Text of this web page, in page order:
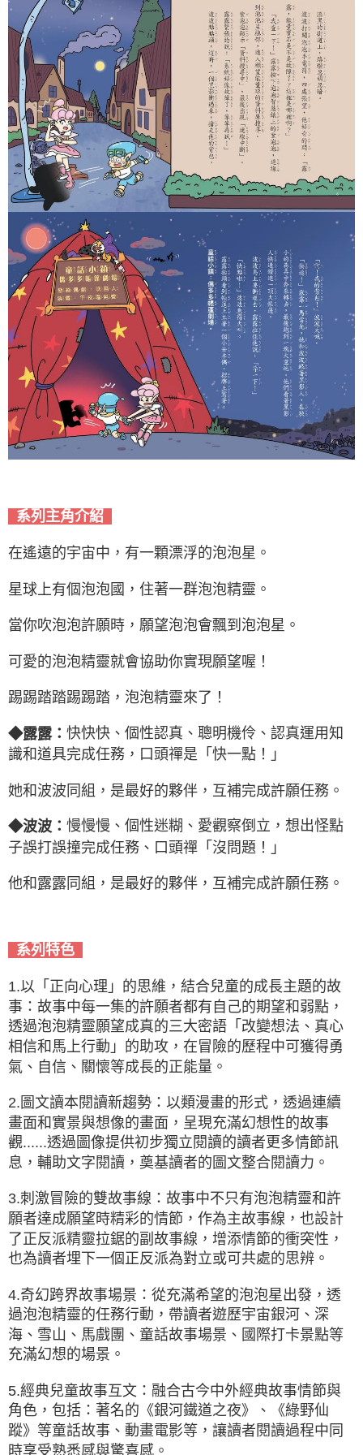
系列主角介紹
在遙遠的宇宙中，有一顆漂浮的泡泡星。
星球上有個泡泡國，住著一群泡泡精靈。
當你吹泡泡許願時，願望泡泡會飄到泡泡星。
可愛的泡泡精靈就會協助你實現願望喔！
踢踢踏踏踢踢踏，泡泡精靈來了！
◆露露： 快快快、個性認真、聰明機伶、認真運用知
識和道具完成任務，口頭禪是「快一點！」
她和波波同組，是最好的夥伴，互補完成許願任務。
◆波波： 慢慢慢、個性迷糊、愛觀察倒立，想出怪點
子誤打誤撞完成任務、口頭禪「沒問題！」
他和露露同組，是最好的夥伴，互補完成許願任務。
系列特色
1.以「正向心理」的思維，結合兒童的成長主題的故
事：故事中每一集的許願者都有自己的期望和弱點，
透過泡泡精靈願望成真的三大密語「改變想法、真心
相信和馬上行動」的助攻，在冒險的歷程中可獲得勇
氣、自信、關懷等成長的正能量。
2.圖文讀本閱讀新趨勢：以類漫畫的形式，透過連續
畫面和實景與想像的畫面，呈現充滿幻想性的故事
觀......透過圖像提供初步獨立閱讀的讀者更多情節訊
息，輔助文字閱讀，奠基讀者的圖文整合閱讀力。
3.刺激冒險的雙故事線：故事中不只有泡泡精靈和許
願者達成願望時精彩的情節，作為主故事線，也設計
了正反派精靈拉鋸的副故事線，增添情節的衝突性，
也為讀者埋下一個正反派為對立或可共處的思辨。
4.奇幻跨界故事場景：從充滿希望的泡泡星出發，透
過泡泡精靈的任務行動，帶讀者遊歷宇宙銀河、深
海、雪山、馬戲團、童話故事場景、國際打卡景點等
充滿幻想的場景。
5.經典兒童故事互文：融合古今中外經典故事情節與
角色，包括：著名的《銀河鐵道之夜》、《綠野仙
蹤》等童話故事、動畫電影等，讓讀者閱讀過程中同
時享受熟悉感與驚喜感。